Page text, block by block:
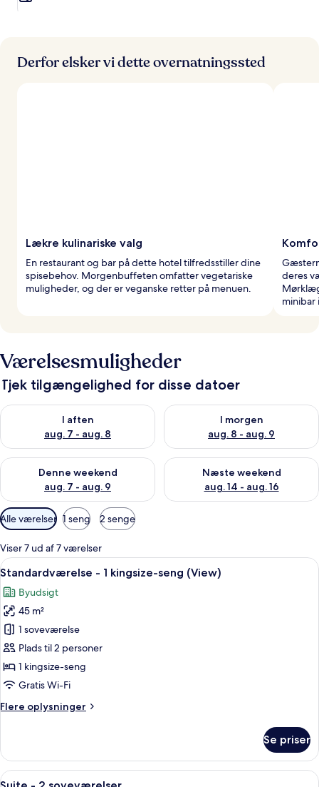
Derfor elsker vi dette overnatningssted
Lækre kulinariske valg
En restaurant og bar på dette hotel tilfredsstiller dine
spisebehov. Morgenbuffeten omfatter vegetariske
muligheder, og der er veganske retter på menuen.
deres
Værelsesmuligheder
Tjek tilgængelighed for disse datoer
I aften
aug. 7 - aug. 8
Tjek tilgængelighed for i aften aug. 7 - aug. 8
I morgen
aug. 8 - aug. 9
Tjek tilgængelighed for i
Denne weekend
aug. 7 - aug. 9
Tjek tilgængelighed for denne weekend aug. 7 - aug. 9
Næste weekend
aug. 14 - aug. 16
Tjek tilgængelighed for næste
Tilgængelige
filtre
for
værelser
Alle værelser 1 seng 2 senge
Viser 7 ud af 7 værelser
Indlæs
alle
billeder
af
Standardværelse
-
1
kingsize-
(View)
Et hotelværelse med en stor seng,
4
Standardværelse - 1 kingsize-seng (View)
Byudsigt
45 m²
1 soveværelse
Plads til 2 personer
1 kingsize-seng
Gratis Wi-Fi
Flere oplysninger
Flere
-
kingsize-
Se priser
Indlæs
En moderne stue med sofa,
6